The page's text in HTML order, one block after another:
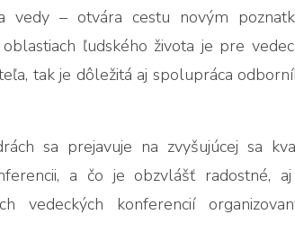
vedy – otvára cestu novým
ľudského života je pre
tak je dôležitá aj spolupráca
sa prejavuje na zvyšujúcej sa
a čo je obzvlášť radostné,
vedeckých konferencií